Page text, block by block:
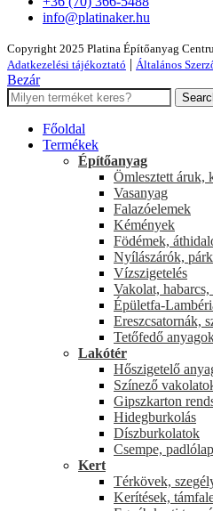
info@platinaker.hu
Copyright 2025 Platina Építőanyag
Adatkezelési tájékoztató | Általános
Bezár
Főoldal
Termékek
Építőanyag
Ömlesztett áruk,
Vasanyag
Falazóelemek
Kémények
Födémek,
Nyílászárók,
Vízszigetelés
Vakolat, habarcs,
Épületfa-
Ereszcsatornák,
Tetőfedő
Lakótér
Hőszigetelő
Színező
Gipszkarton
Hidegburkolás
Díszburkolatok
Csempe,
Kert
Térkövek,
Kerítések,